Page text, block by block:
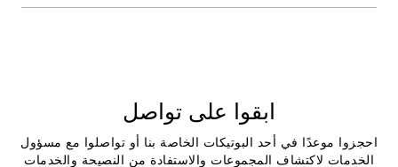
ابقوا على تواصل
احجزوا موعدًا في أحد البوتيكات الخاصة بنا أو تواصلوا مع مسؤول
الخدمات لاكتشاف المجموعات والاستفادة من النصيحة والخدمات